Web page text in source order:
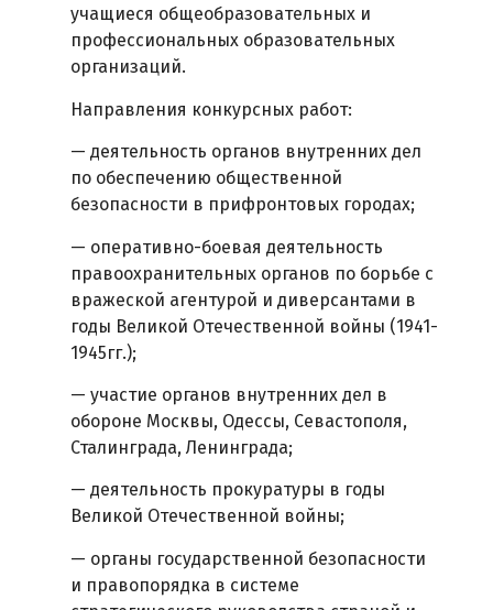
учащиеся общеобразовательных и
профессиональных образовательных
организаций.
Направления конкурсных работ:
— деятельность органов внутренних дел
по обеспечению общественной
безопасности в прифронтовых городах;
— оперативно-боевая деятельность
правоохранительных органов по борьбе с
вражеской агентурой и диверсантами в
годы Великой Отечественной войны (1941-
1945гг.);
— участие органов внутренних дел в
обороне Москвы, Одессы, Севастополя,
Сталинграда, Ленинграда;
— деятельность прокуратуры в годы
Великой Отечественной войны;
— органы государственной безопасности
и правопорядка в системе